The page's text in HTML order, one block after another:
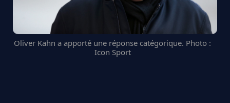
Oliver Kahn a apporté une réponse catégorique. Photo :
Icon Sport